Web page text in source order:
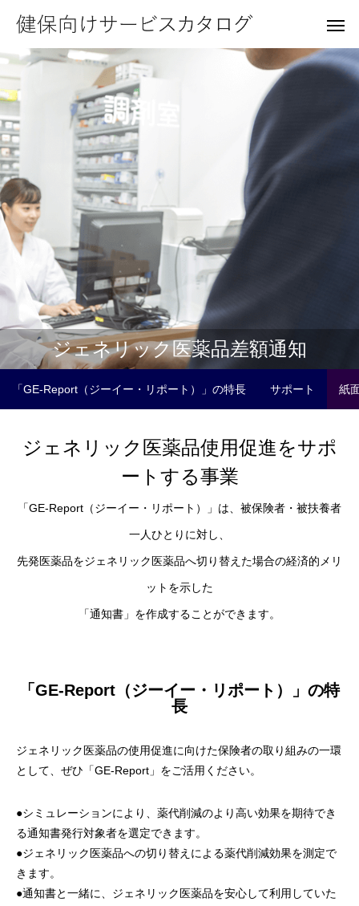
医療費適正化
Reduce Medical Costs
特定健診・特定保健指導
Special Checkup
受
ハイリスクアプローチ
High Risk Approach
広報誌・ホームページ
Public Relations Magazine
健康図書・小冊子
Booklet
ジェネリック医薬品差額通知
「GE-Report（ジーイー・リポート）」の特長 サポート 紙
ジェネリック医薬品使用促進をサポ
ートする事業
「GE-Report（ジーイー・リポート）」は、被保険者・被扶養者
一人ひとりに対し、
先発医薬品をジェネリック医薬品へ切り替えた場合の経済的メリ
ットを示した
「通知書」を作成することができます。
「GE-Report（ジーイー・リポート）」の特
長
ジェネリック医薬品の使用促進に向けた保険者の取り組みの一環
として、ぜひ「GE-Report」をご活用ください。
●シミュレーションにより、薬代削減のより高い効果を期待でき
る通知書発行対象者を選定できます。
●ジェネリック医薬品への切り替えによる薬代削減効果を測定で
きます。
●通知書と一緒に、ジェネリック医薬品を安心して利用していた